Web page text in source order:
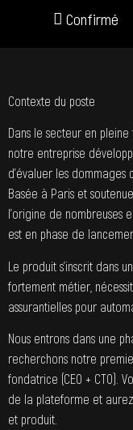
Confirmé
Contexte du poste
Dans le secteur en
notre entreprise
d’évaluer les
Basée à Paris et
l’origine de nombreuses
est en phase de
Le produit s’inscrit dans
fortement métier,
assurantielles pour
Nous entrons dans une
recherchons notre
fondatrice (CEO + CTO).
de la plateforme et
et produit.